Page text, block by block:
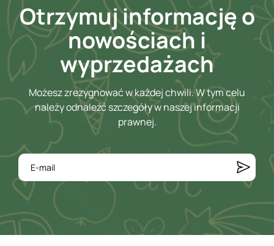
Otrzymuj informację o
nowościach i
wyprzedażach
Możesz zrezygnować w każdej chwili. W tym celu
należy odnaleźć szczegóły w naszej informacji
prawnej.